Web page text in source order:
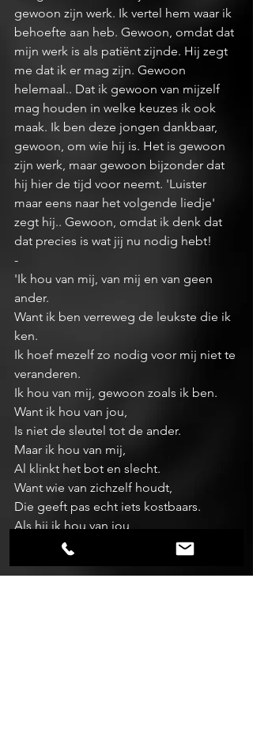
gewoon zijn werk. Ik vertel hem waar ik
behoefte aan heb. Gewoon, omdat dat
mijn werk is als patiënt zijnde. Hij zegt
me dat ik er mag zijn. Gewoon
helemaal.. Dat ik gewoon van mijzelf
mag houden in welke keuzes ik ook
maak. Ik ben deze jongen dankbaar,
gewoon, om wie hij is. Het is gewoon
zijn werk, maar gewoon bijzonder dat
hij hier de tijd voor neemt. 'Luister
maar eens naar het volgende liedje'
zegt hij.. Gewoon, omdat ik denk dat
dat precies is wat jij nu nodig hebt!
-
'Ik hou van mij, van mij en van geen
ander.
Want ik ben verreweg de leukste die ik
ken.
Ik hoef mezelf zo nodig voor mij niet te
veranderen.
Ik hou van mij, gewoon zoals ik ben.
Want ik hou van jou,
Is niet de sleutel tot de ander.
Maar ik hou van mij,
Al klinkt het bot en slecht.
Want wie van zichzelf houdt,
Die geeft pas echt iets kostbaars.
Als hij ik hou van jou,
Tegen een ander zegt!'
-